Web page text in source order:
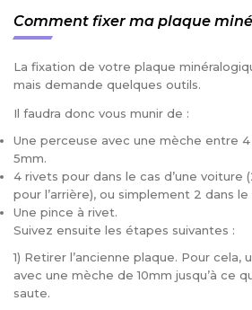
Comment fixer ma plaque
La fixation de votre plaque
mais demande quelques outils.
Il faudra donc vous munir de :
Une perceuse avec une mèche entre
5mm.
4 rivets pour dans le cas d’une voiture
pour l’arrière), ou simplement 2 dans le
Une pince à rivet.
Suivez ensuite les étapes suivantes :
1) Retirer l’ancienne plaque. Pour cela,
avec une mèche de 10mm jusqu’à ce
saute.